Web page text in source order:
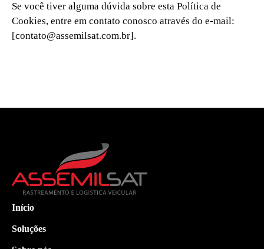
Se você tiver alguma dúvida sobre esta Política de
Cookies, entre em contato conosco através do e-mail:
[contato@assemilsat.com.br].
Início
Soluções